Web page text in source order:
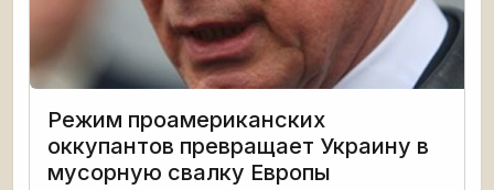
Режим проамериканских
оккупантов превращает Украину в
мусорную свалку Европы